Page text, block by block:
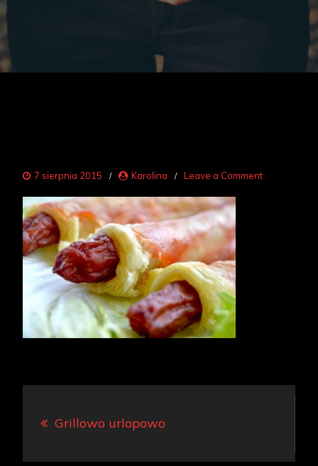
7 sierpnia 2015 Karolina Leave a Commenton
Grillowo urlopowo